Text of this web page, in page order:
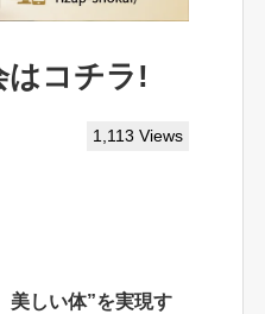
はコチラ!
1,113 Views
美しい体”を実現す